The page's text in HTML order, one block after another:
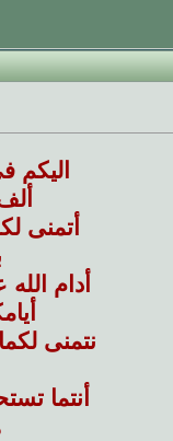
اليكم
أتمنى
أدام
نتمنى
أنتما